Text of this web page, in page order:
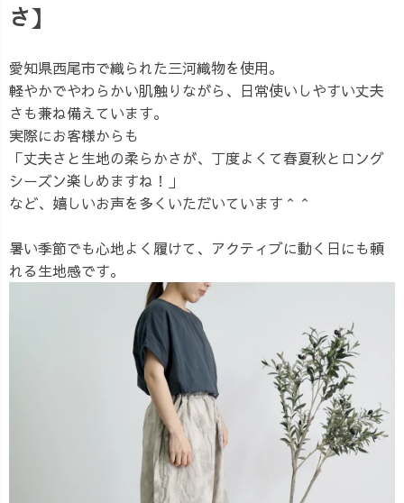
さ】
愛知県西尾市で織られた三河織物を使用。
軽やかでやわらかい肌触りながら、日常使いしやすい丈夫
さも兼ね備えています。
実際にお客様からも
「丈夫さと生地の柔らかさが、丁度よくて春夏秋とロング
シーズン楽しめますね！」
など、嬉しいお声を多くいただいています＾＾
暑い季節でも心地よく履けて、アクティブに動く日にも頼
れる生地感です。